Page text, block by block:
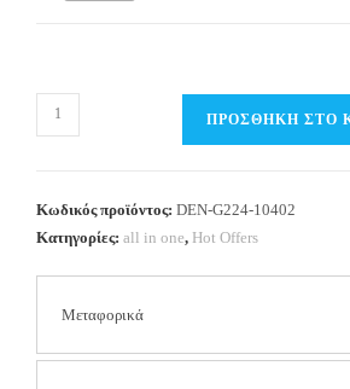
in
ποσότητα
ΠΡΟΣΘΉΚΗ ΣΤΟ
Κωδικός προϊόντος: DEN-G224-10402
Κατηγορίες: all in one, Hot Offers
Μεταφορικά